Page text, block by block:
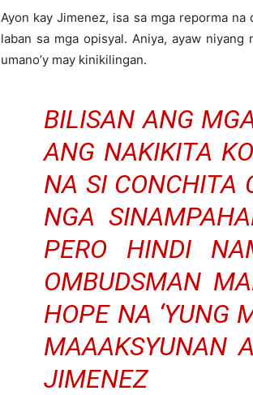
Ayon kay Jimenez, isa sa mga reporma
laban sa mga opisyal. Aniya, ayaw
umano’y may kinikilingan.
BILISAN ANG
ANG NAKIKITA
NA SI CONCHITA
NGA
PERO HINDI
OMBUDSMAN
HOPE NA ‘YUNG
MAAAKSYUNAN
JIMENEZ